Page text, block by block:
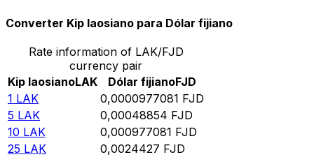
Converter Kip laosiano para Dólar fijiano
Rate information of LAK/FJD
currency pair
Kip laosianoLAK Dólar fijianoFJD
1 LAK 0,0000977081 FJD
5 LAK 0,00048854 FJD
10 LAK 0,000977081 FJD
25 LAK 0,0024427 FJD